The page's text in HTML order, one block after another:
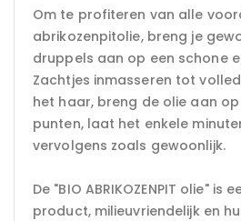
Om te profiteren van alle
abrikozenpitolie, breng je
druppels aan op een schone
Zachtjes inmasseren tot
het haar, breng de olie aan
punten, laat het enkele
vervolgens zoals gewoonlijk.
De "BIO ABRIKOZENPIT olie" is
product, milieuvriendelijk en